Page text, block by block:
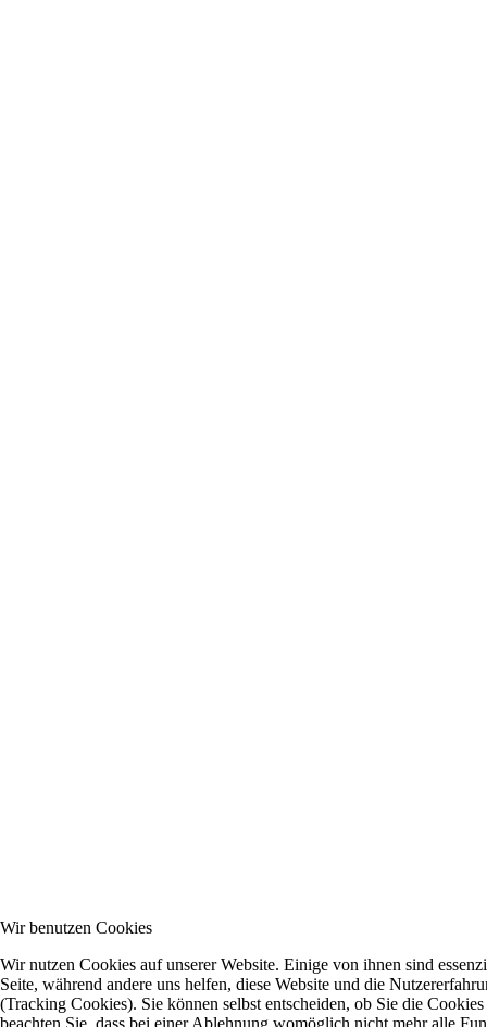
Wir benutzen Cookies
Wir nutzen Cookies auf unserer Website. Einige von ihnen sind
Seite, während andere uns helfen, diese Website und die
(Tracking Cookies). Sie können selbst entscheiden, ob Sie die
beachten Sie, dass bei einer Ablehnung womöglich nicht mehr alle